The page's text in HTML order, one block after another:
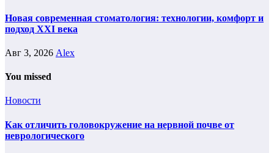
Новая современная стоматология: технологии, комфорт и
подход XXI века
Авг 3, 2026 Alex
You missed
Новости
Как отличить головокружение на нервной почве от
неврологического